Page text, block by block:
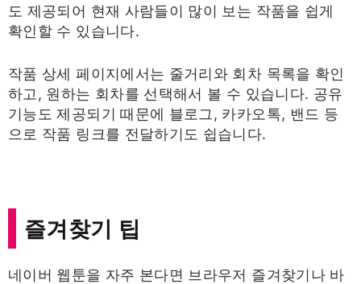
도 제공되어 현재 사람들이 많이 보는 작품을 쉽게
확인할 수 있습니다.
작품 상세 페이지에서는 줄거리와 회차 목록을 확인
하고, 원하는 회차를 선택해서 볼 수 있습니다. 공유
기능도 제공되기 때문에 블로그, 카카오톡, 밴드 등
으로 작품 링크를 전달하기도 쉽습니다.
즐겨찾기 팁
네이버 웹툰을 자주 본다면 브라우저 즐겨찾기나 바